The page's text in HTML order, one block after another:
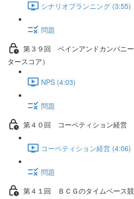
シナリオプランニング (3:55)
問題
第３９回 ベインアンドカンパニ
タースコア）
NPS (4:03)
問題
第４０回 コーペティション経営
コーペティション経営 (4:06)
問題
第４１回 ＢＣＧのタイムベース